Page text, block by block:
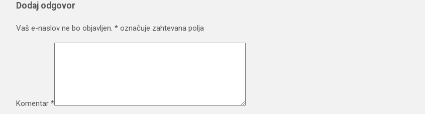
Dodaj odgovor
Vaš e-naslov ne bo objavljen. * označuje zahtevana polja
Komentar *